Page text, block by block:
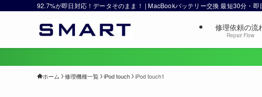
92.7%が即日対応！データそのまま！ | MacBookバッテリー交換 最短30分・即
修理依頼の流
Repair Flow
ホーム 修理機種一覧 iPod touch iPod touch1